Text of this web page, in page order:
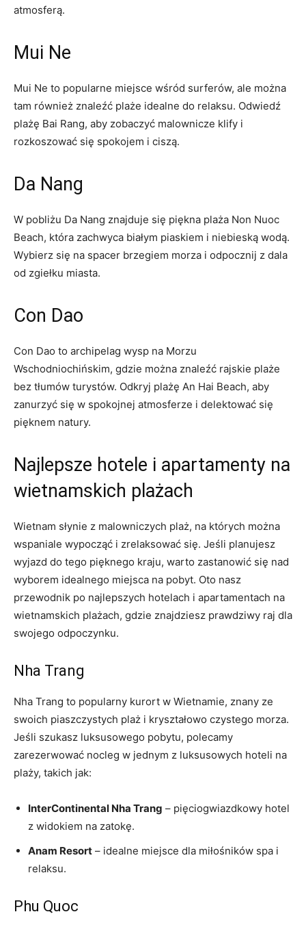
atmosferą.
Mui Ne
Mui Ne to popularne miejsce wśród surferów, ale⁢ można
tam ‌również znaleźć plaże idealne do relaksu. Odwiedź
plażę ​Bai Rang, aby zobaczyć malownicze klify i
rozkoszować się spokojem i ciszą.
Da ⁢Nang
W pobliżu Da Nang znajduje się piękna plaża Non Nuoc
Beach, która zachwyca ‌białym piaskiem i niebieską⁢ wodą.
Wybierz się na ‍spacer brzegiem‍ morza‍ i ‍odpocznij z dala
od zgiełku miasta.
Con ⁢Dao
Con Dao to archipelag wysp ⁢na Morzu
⁢Wschodniochińskim, gdzie można znaleźć rajskie‍ plaże
bez ⁢tłumów turystów. Odkryj plażę An Hai Beach, aby
zanurzyć się w‍ spokojnej atmosferze i ⁣delektować się
pięknem natury.
Najlepsze hotele i ⁢apartamenty na
wietnamskich plażach
Wietnam słynie z‌ malowniczych plaż,‍ na których ‍można⁤
wspaniale wypocząć i zrelaksować⁣ się. Jeśli planujesz
wyjazd do tego pięknego kraju, warto zastanowić się nad
wyborem idealnego miejsca ⁢na pobyt. Oto‍ nasz
przewodnik po⁢ najlepszych hotelach i apartamentach na
wietnamskich plażach, ‌gdzie⁢ znajdziesz prawdziwy raj‌ dla
swojego odpoczynku.
Nha⁢ Trang
Nha Trang to popularny kurort w Wietnamie, znany ⁣ze
swoich piaszczystych plaż i kryształowo czystego morza.
Jeśli szukasz luksusowego pobytu, polecamy
zarezerwować nocleg⁢ w ‌jednym z luksusowych hoteli na‍
plaży, takich jak:
InterContinental ‌Nha Trang – pięciogwiazdkowy hotel
z widokiem na zatokę.
Anam Resort – idealne miejsce dla miłośników spa ​i
relaksu.
Phu Quoc